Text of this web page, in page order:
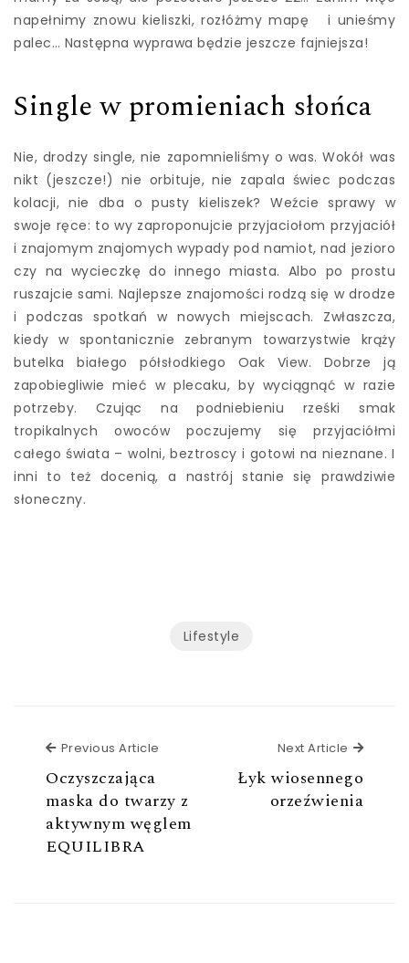
napełnimy znowu kieliszki, rozłóżmy mapę i unieśmy
palec… Następna wyprawa będzie jeszcze fajniejsza!
Single w promieniach słońca
Nie, drodzy single, nie zapomnieliśmy o was. Wokół was
nikt (jeszcze!) nie orbituje, nie zapala świec podczas
kolacji, nie dba o pusty kieliszek? Weźcie sprawy w
swoje ręce: to wy zaproponujcie przyjaciołom przyjaciół
i znajomym znajomych wypady pod namiot, nad jezioro
czy na wycieczkę do innego miasta. Albo po prostu
ruszajcie sami. Najlepsze znajomości rodzą się w drodze
i podczas spotkań w nowych miejscach. Zwłaszcza,
kiedy w spontanicznie zebranym towarzystwie krąży
butelka białego półsłodkiego Oak View. Dobrze ją
zapobiegliwie mieć w plecaku, by wyciągnąć w razie
potrzeby. Czując na podniebieniu rześki smak
tropikalnych owoców poczujemy się przyjaciółmi
całego świata – wolni, beztroscy i gotowi na nieznane. I
inni to też docenią, a nastrój stanie się prawdziwie
słoneczny.
Lifestyle
Previous Article
Oczyszczająca
maska do twarzy z
aktywnym węglem
EQUILIBRA
Next Article Next
Łyk wiosennego
orzeźwienia